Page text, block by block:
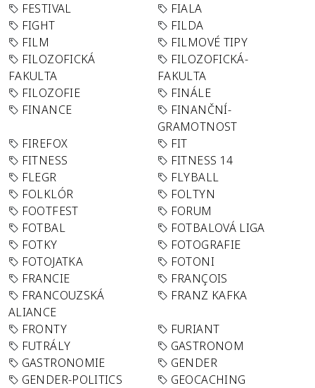
FESTIVAL
FIALA
FIGHT
FILDA
FILM
FILMOVÉ TIPY
FILOZOFICKÁ
FAKULTA
FILOZOFICKÁ-
FAKULTA
FILOZOFIE
FINÁLE
FINANCE
FINANČNÍ-
GRAMOTNOST
FIREFOX
FIT
FITNESS
FITNESS 14
FLEGR
FLYBALL
FOLKLÓR
FOLTYN
FOOTFEST
FORUM
FOTBAL
FOTBALOVÁ LIGA
FOTKY
FOTOGRAFIE
FOTOJATKA
FOTONI
FRANCIE
FRANÇOIS
FRANCOUZSKÁ
ALIANCE
FRANZ KAFKA
FRONTY
FURIANT
FUTRÁLY
GASTRONOM
GASTRONOMIE
GENDER
GENDER-POLITICS
GEOCACHING